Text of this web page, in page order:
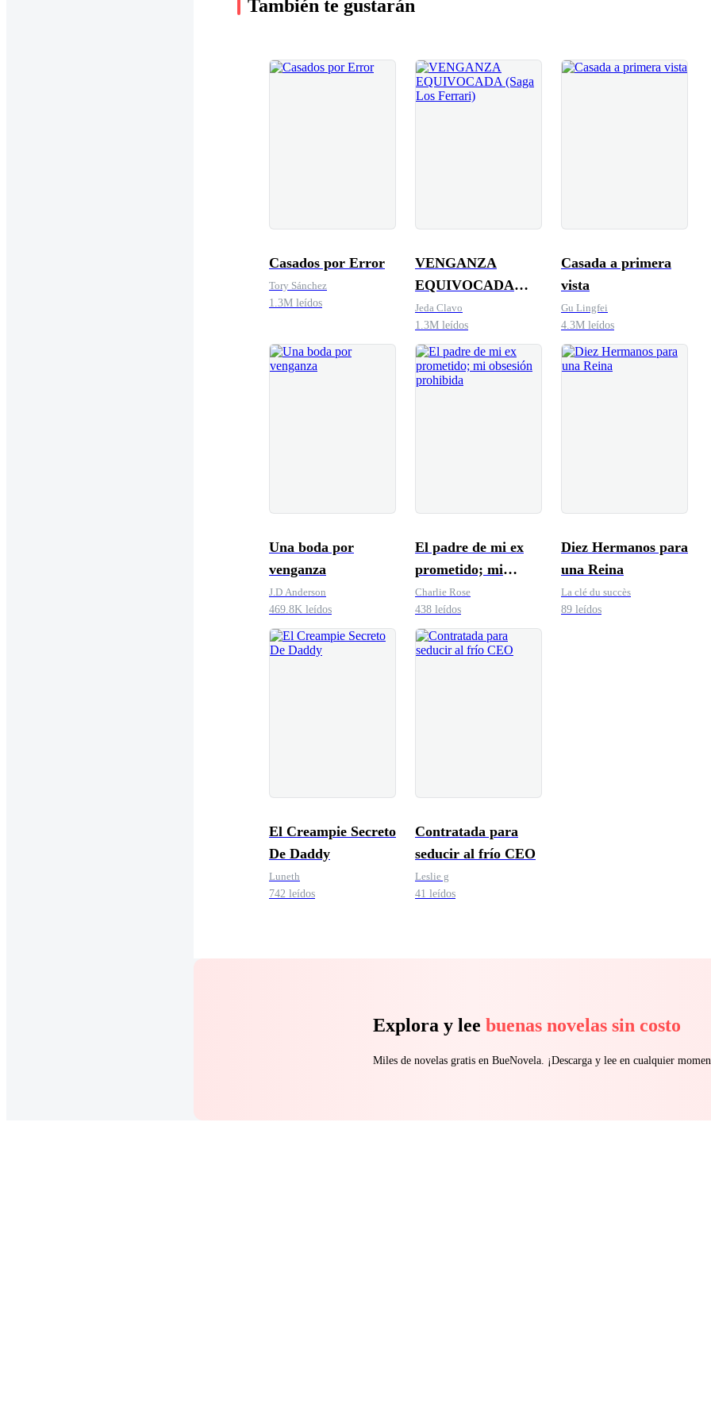
También te gustarán
Casados por Error
Tory Sánchez
1.3M leídos
VENGANZA
EQUIVOCADA
(Saga Los Ferrari)
Jeda Clavo
1.3M leídos
Casada a primera
vista
Gu Lingfei
4.3M leídos
Una boda por
venganza
J.D Anderson
469.8K leídos
El padre de mi ex
prometido; mi
obsesión prohibida
Charlie Rose
438 leídos
Diez Hermanos para
una Reina
La clé du succès
89 leídos
El Creampie Secreto
De Daddy
Luneth
742 leídos
Contratada para
seducir al frío CEO
Leslie g
41 leídos
Explora y lee buenas novelas sin costo
Miles de novelas gratis en BueNovela. ¡Descarga y lee en cualquier